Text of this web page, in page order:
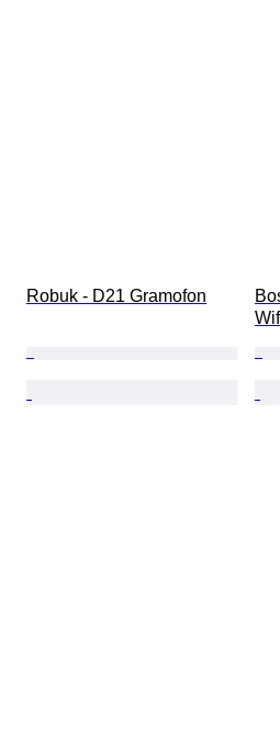
Robuk - D21 Gramofon